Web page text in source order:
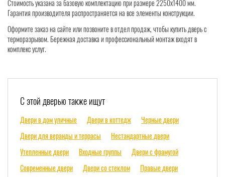
Стоимость указана за базовую комплектацию при размере 2250х1400 мм.
Гарантия производителя распространяется на все элементы конструкции.
Оформите заказ на сайте или позвоните в отдел продаж, чтобы купить дверь с
терморазрывом. Бережная доставка и профессиональный монтаж входят в
комплекс услуг.
С этой дверью также ищут
Двери в дом уличные Двери в коттедж
Черные двери
Двери для веранды и террасы
Нестандартные двери
Утепленные двери
Входные группы
Двери с фрамугой
Современные двери
Двери со стеклом
Правые двери